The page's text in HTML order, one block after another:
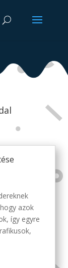
azok
így egyre